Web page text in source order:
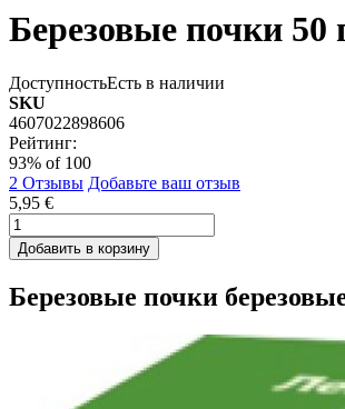
Березовые почки 50
ДоступностьЕсть в наличии
SKU
4607022898606
Рейтинг:
93% of 100
2 Отзывы Добавьте ваш отзыв
5,95 €
Добавить в корзину
Березовые почки